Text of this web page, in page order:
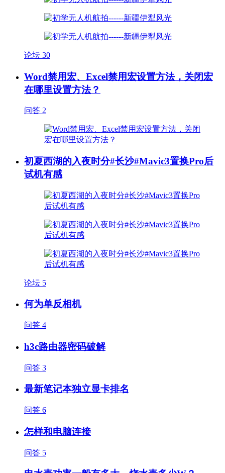
论坛 30
Word禁用宏、Excel禁用宏设置方法，关闭宏
在哪里设置方法？
问答 2
初夏西湖的入夜时分#长沙#Mavic3置换Pro后
试机有感
论坛 5
何为单反相机
问答 4
h3c路由器密码破解
问答 3
最新笔记本独立显卡排名
问答 6
怎样和电脑连接
问答 5